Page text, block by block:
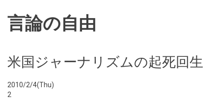
言論の自由
米国ジャーナリズムの起死回生
2010/2/4(Thu)
2